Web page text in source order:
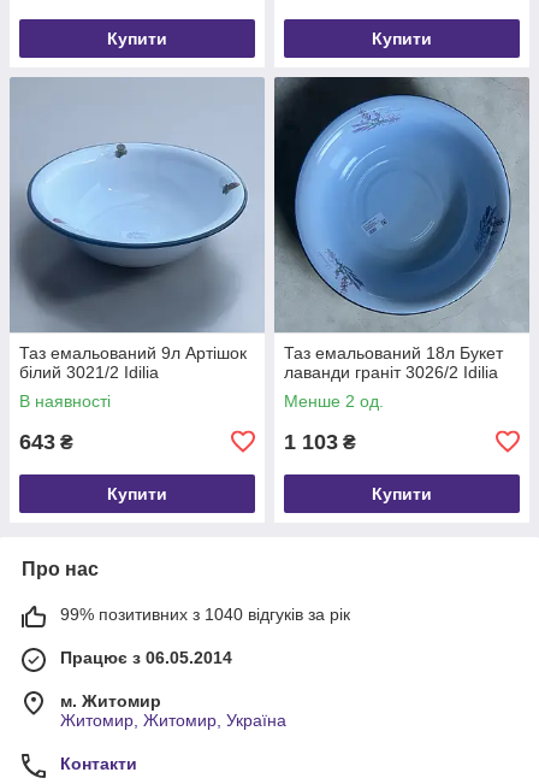
Купити Купити
Таз емальований 9л Артішок
білий 3021/2 Idilia
В наявності
643 ₴
Купити
Таз емальований 18л Букет
лаванди граніт 3026/2 Idilia
Менше 2 од.
1 103 ₴
Купити
Про нас
99% позитивних з 1040 відгуків за рік
Працює з 06.05.2014
м. Житомир
Житомир, Житомир, Україна
Контакти